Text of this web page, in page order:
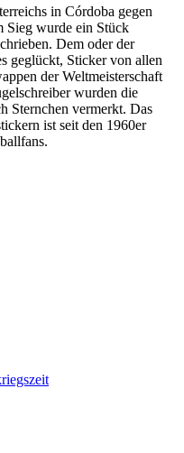
in Córdoba gegen
Sieg wurde ein Stück
Dem oder der
geglückt, Sticker von allen
der Weltmeisterschaft
wurden die
Sternchen vermerkt. Das
ist seit den 1960er